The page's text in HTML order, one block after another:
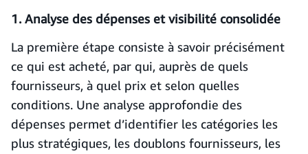
1. Analyse des dépenses et visibilité consolidée
La première étape consiste à savoir précisément
ce qui est acheté, par qui, auprès de quels
fournisseurs, à quel prix et selon quelles
conditions. Une analyse approfondie des
dépenses permet d’identifier les catégories les
plus stratégiques, les doublons fournisseurs, les